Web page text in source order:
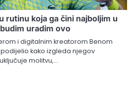
rutinu koja ga čini najboljim u
uradim ovo
i digitalnim kreatorom Benom
kako izgleda njegov
molitvu,…